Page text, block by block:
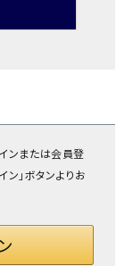
ンまたは会員登
」ボタンよりお